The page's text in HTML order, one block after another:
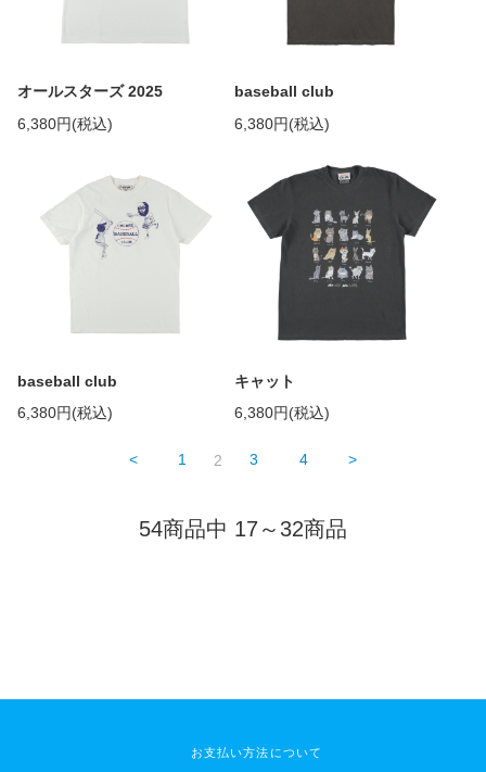
オールスターズ 2025
6,380円(税込)
baseball club
6,380円(税込)
baseball club
6,380円(税込)
キャット
6,380円(税込)
< 1 2 3 4 >
54商品中 17～32商品
お支払い方法について